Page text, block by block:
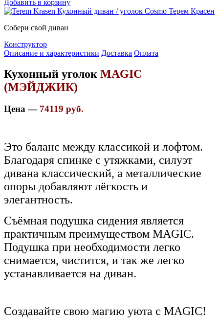
Добавить в корзину
Собери свой диван
Конструктор
Описание и характеристики Доставка Оплата
Кухонный уголок MAGIC
(МЭЙДЖИК)
Цена — 74119 руб.
Это баланс между классикой и лофтом.
Благодаря спинке с утяжками, силуэт
дивана классический, а металлические
опоры добавляют лёгкость и
элегантность.
Съёмная подушка сидения является
практичным преимуществом MAGIC.
Подушка при необходимости легко
снимается, чистится, и так же легко
устанавливается на диван.
Создавайте свою магию уюта с MAGIC!